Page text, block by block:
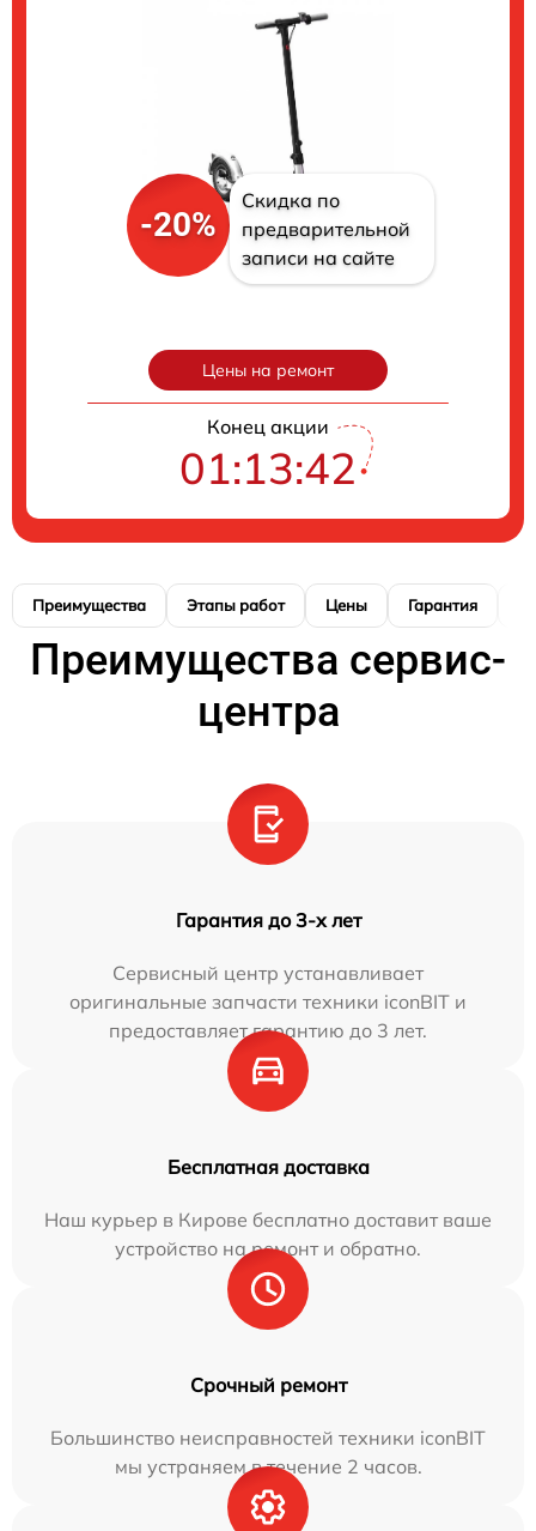
-20%
Скидка по
предварительной
записи на сайте
Цены на ремонт
Конец акции
01:13:41
Преимущества Этапы работ Цены Гарантия
Преимущества сервис-
центра
Гарантия до 3-х лет
Сервисный центр устанавливает
оригинальные запчасти техники iconBIT и
предоставляет гарантию до 3 лет.
Бесплатная доставка
Наш курьер в Кирове бесплатно доставит ваше
устройство на ремонт и обратно.
Срочный ремонт
Большинство неисправностей техники iconBIT
мы устраняем в течение 2 часов.